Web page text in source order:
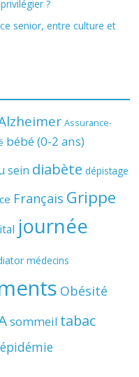
?
senior, entre culture et
Assurance-
bébé (0-2 ans)
sein diabète dépistage
Français Grippe
journée
médecins
Obésité
sommeil tabac
épidémie